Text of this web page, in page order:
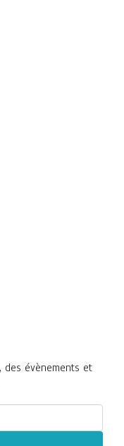
des évènements et